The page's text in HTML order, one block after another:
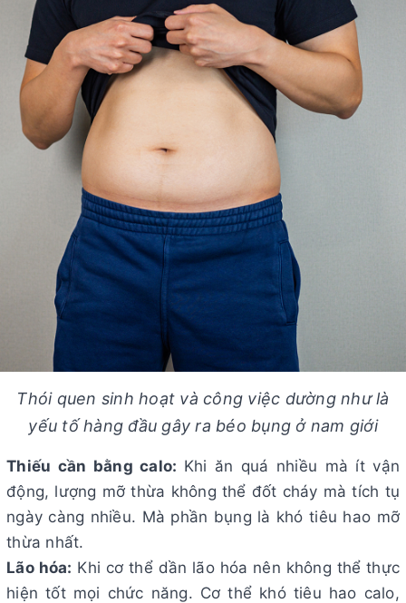
Thói quen sinh hoạt và công việc dường như là
yếu tố hàng đầu gây ra béo bụng ở nam giới
Thiếu cần bằng calo: Khi ăn quá nhiều mà ít vận
động, lượng mỡ thừa không thể đốt cháy mà tích tụ
ngày càng nhiều. Mà phần bụng là khó tiêu hao mỡ
thừa nhất.
Lão hóa: Khi cơ thể dần lão hóa nên không thể thực
hiện tốt mọi chức năng. Cơ thể khó tiêu hao calo,